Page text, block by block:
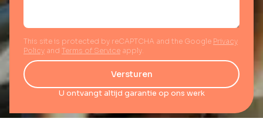
This site is protected by reCAPTCHA and the Google Privacy
Policy and Terms of Service apply.
Versturen
U ontvangt altijd garantie op ons werk